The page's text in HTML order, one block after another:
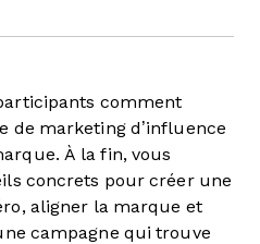
comment
de marketing d’influence
À la fin, vous
concrets pour créer une
aligner la marque et
campagne qui trouve